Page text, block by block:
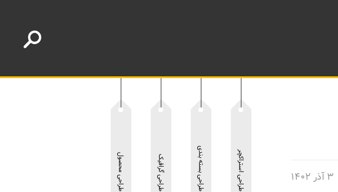
۳ آذر ۱۴۰۲ طراحی استراکچر طراحی بسته بندی طراحی گرافیک طراحی محصول